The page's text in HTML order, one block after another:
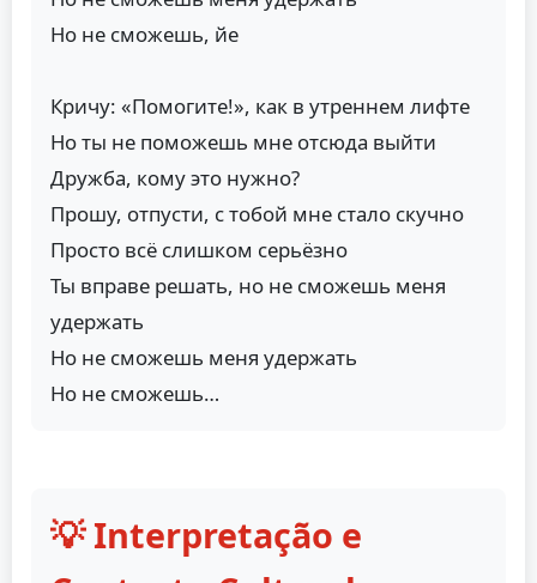
Но не сможешь, йе
Кричу: «Помогите!», как в утреннем лифте
Но ты не поможешь мне отсюда выйти
Дружба, кому это нужно?
Прошу, отпусти, с тобой мне стало скучно
Просто всё слишком серьёзно
Ты вправе решать, но не сможешь меня
удержать
Но не сможешь меня удержать
Но не сможешь…
💡 Interpretação e